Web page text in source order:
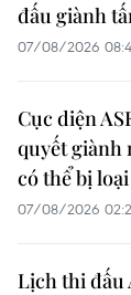
đấu giành
07/08/2026
Cục diện
quyết giành
có thể bị loại
07/08/2026
Lịch thi đấu